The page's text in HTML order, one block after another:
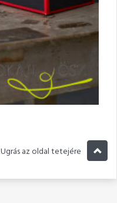
Ugrás az oldal tetejére